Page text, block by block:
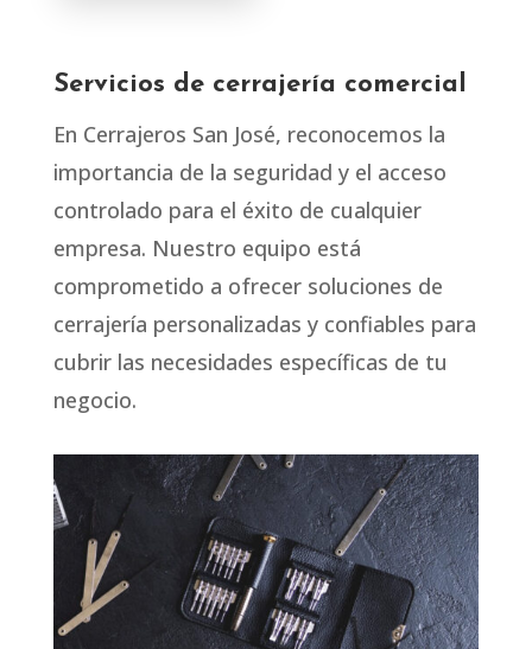
Servicios de cerrajería comercial
En Cerrajeros San José, reconocemos la
importancia de la seguridad y el acceso
controlado para el éxito de cualquier
empresa. Nuestro equipo está
comprometido a ofrecer soluciones de
cerrajería personalizadas y confiables para
cubrir las necesidades específicas de tu
negocio.